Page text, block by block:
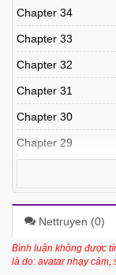
Chapter 34
Chapter 33
Chapter 32
Chapter 31
Chapter 30
Chapter 29
Chapter 27
Chapter 26
Chapter 25
Nettruyen (0)
Bình luận không được
là do: avatar nhạy cảm,